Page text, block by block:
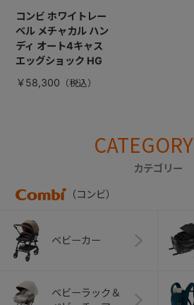
コンビ ホワイトレー
ベル メチャカル ハン
ディ オート4キャス
エッグショック HG
￥58,300
CATEGORY
カテゴリー
（コンビ）
ベビーカー
ベビーラック＆